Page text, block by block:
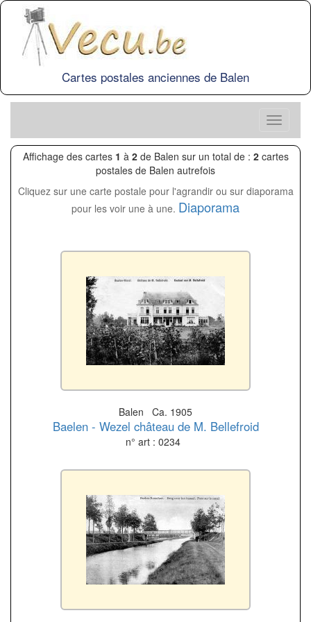
Cartes postales anciennes de Balen
Affichage des cartes 1 à 2de Balen sur un total de : 2cartes
postales de Balen autrefois
Cliquez sur une carte postale pour l'agrandir ou sur diaporama
pour les voir une à une. Diaporama
Balen Ca. 1905
Baelen - Wezel château de M. Bellefroid
n° art : 0234